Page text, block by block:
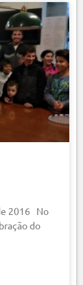
2016 No
do